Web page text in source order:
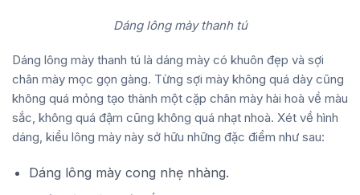
Dáng lông mày thanh tú
Dáng lông mày thanh tú là dáng mày có khuôn đẹp và sợi
chân mày mọc gọn gàng. Từng sợi mày không quá dày cũng
không quá mỏng tạo thành một cặp chân mày hài hoà về màu
sắc, không quá đậm cũng không quá nhạt nhoà. Xét về hình
dáng, kiểu lông mày này sở hữu những đặc điểm như sau:
Dáng lông mày cong nhẹ nhàng.